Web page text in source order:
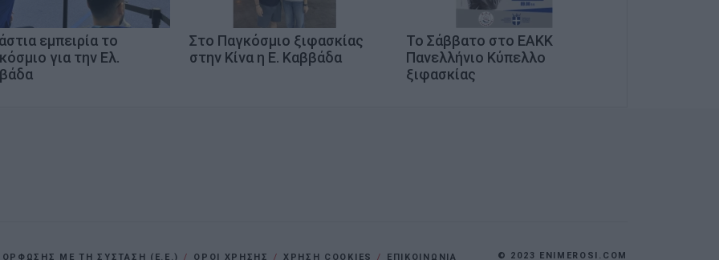
εμπειρία το
για την Ελ.
Στο Παγκόσμιο ξιφασκίας
στην Κίνα η Ε. Καββάδα
Το Σάββατο στο ΕΑΚΚ
Πανελλήνιο Κύπελλο
ξιφασκίας
ΜΕ ΤΗ ΣΥΣΤΑΣΗ (Ε.Ε.) ΌΡΟΙ ΧΡΗΣΗΣ ΧΡΗΣΗ COOKIES ΕΠΙΚΟΙΝΩΝΙΑ © 2023 ENIMEROSI.COM